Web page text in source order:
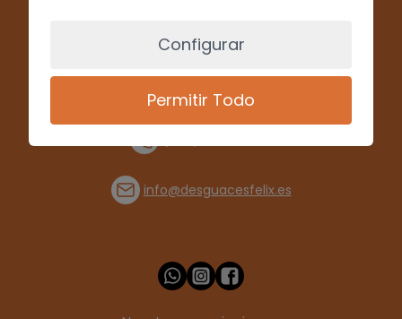
info@desguacesfelix.es
Configurar
Permitir Todo